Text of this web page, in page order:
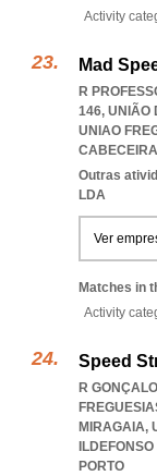
Activity
Mad
R
146, UNIÃO
UNIAO
Outras
LDA
Ver
Matches in
Activity
Speed
R
MIRAGAIA,
PORTO